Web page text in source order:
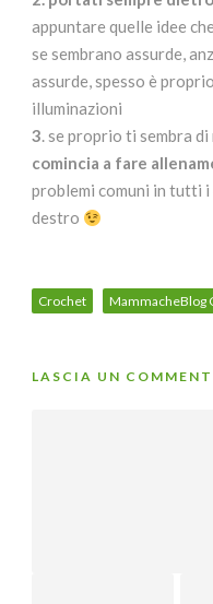
appuntare quelle idee
se sembrano assurde,
assurde, spesso è
illuminazioni
3. se proprio ti sembra
comincia a fare
problemi comuni in tutti
destro
Crochet MammacheBlog
LASCIA UN